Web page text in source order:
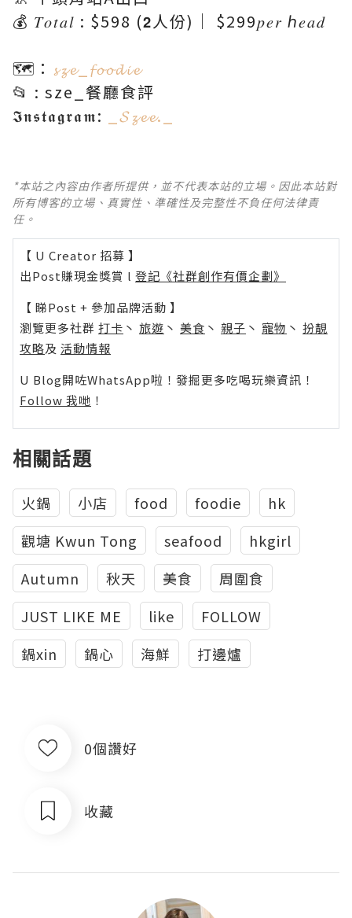
💰 𝑇𝑜𝑡𝑎𝑙 : $598 (𝟮人份)｜ $299𝑝𝑒𝑟 ℎ𝑒𝑎𝑑
🗺： 𝓼𝔃𝓮_𝓯𝓸𝓸𝓭𝓲𝓮
📂 : sze_餐廳食評
𝕴𝖓𝖘𝖙𝖆𝖌𝖗𝖆𝖒: _𝓢𝔃𝓮𝓮._
*本站之內容由作者所提供，並不代表本站的立場。因此本站對
所有博客的立場、真實性、準確性及完整性不負任何法律責
任。
【 U Creator 招募 】
出Post賺現金獎賞 l 登記《社群創作有價企劃》
【 睇Post + 參加品牌活動 】
瀏覽更多社群 打卡 丶 旅遊 丶 美食 丶 親子 丶 寵物 丶 扮靚
攻略及 活動情報
U Blog開咗WhatsApp啦！發掘更多吃喝玩樂資訊！
Follow 我哋 ！
相關話題
火鍋 小店 food foodie
hk
觀塘 Kwun Tong
seafood
hkgirl
Autumn
秋天 美食
周圍食
JUST LIKE ME
like
FOLLOW
鍋xin
鍋心 海鮮 打邊爐
0個讚好
收藏